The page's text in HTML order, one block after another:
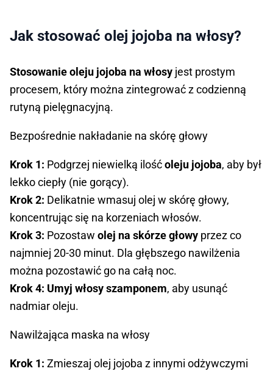
Jak stosować olej jojoba na włosy?
Stosowanie oleju jojoba na włosy jest prostym
procesem, który można zintegrować z codzienną
rutyną pielęgnacyjną.
Bezpośrednie nakładanie na skórę głowy
Krok 1: Podgrzej niewielką ilośćoleju jojoba, aby był
lekko ciepły (nie gorący).
Krok 2: Delikatnie wmasuj olej w skórę głowy,
koncentrując się na korzeniach włosów.
Krok 3: Pozostaw olej na skórze głowy przez co
najmniej 20-30 minut. Dla głębszego nawilżenia
można pozostawić go na całą noc.
Krok 4: Umyj włosy szamponem, aby usunąć
nadmiar oleju.
Nawilżająca maska na włosy
Krok 1: Zmieszaj olej jojoba z innymi odżywczymi